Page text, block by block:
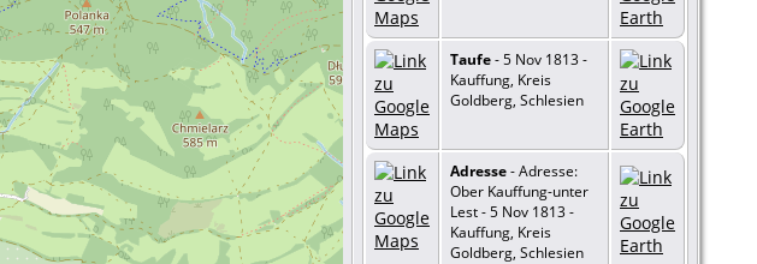
Taufe- 5 Nov 1813 -
Kauffung, Kreis
Goldberg, Schlesien
Adresse- Adresse:
Ober Kauffung-unter
Lest - 5 Nov 1813 -
Kauffung, Kreis
Goldberg, Schlesien